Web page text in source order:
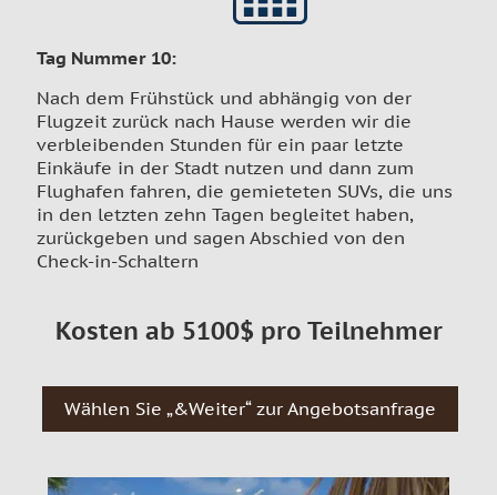
Tag Nummer 10:
Nach dem Frühstück und abhängig von der
Flugzeit zurück nach Hause werden wir die
verbleibenden Stunden für ein paar letzte
Einkäufe in der Stadt nutzen und dann zum
Flughafen fahren, die gemieteten SUVs, die uns
in den letzten zehn Tagen begleitet haben,
zurückgeben und sagen Abschied von den
Check-in-Schaltern
Kosten ab 5100$ pro Teilnehmer
Wählen Sie „&Weiter“ zur Angebotsanfrage